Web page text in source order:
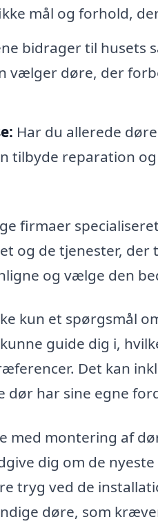
mål og forhold,
bidrager til husets
vælger døre, der
Har du allerede
tilbyde reparation
firmaer
og de tjenester, der
og vælge den
kun et spørgsmål
guide dig i,
Det kan
har sine egne
med montering af
dig om de
tryg ved de
døre, som